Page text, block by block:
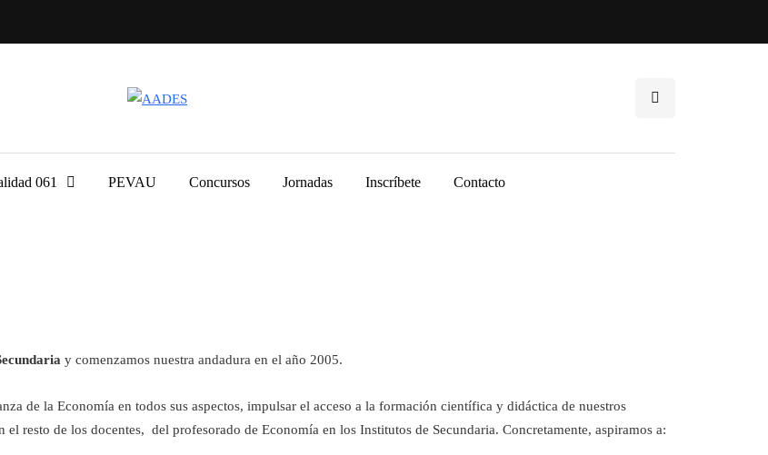
061 PEVAU Concursos Jornadas Inscríbete Contacto
y comenzamos nuestra andadura en el año 2005.
de la Economía en todos sus aspectos, impulsar el acceso a la formación científica y didáctica de nuestros
resto de los docentes, del profesorado de Economía en los Institutos de Secundaria. Concretamente, aspiramos a: